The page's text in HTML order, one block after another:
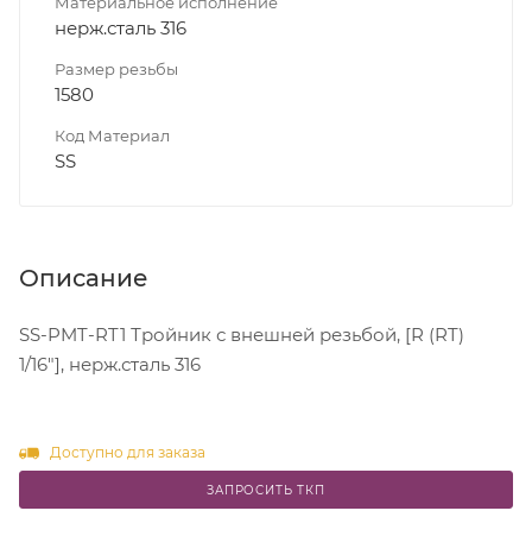
нерж.сталь 316
Размер резьбы
1580
Код Материал
SS
Описание
SS-PMT-RT1 Тройник с внешней резьбой, [R (RT)
1/16"], нерж.сталь 316
Доступно для заказа
ЗАПРОСИТЬ ТКП